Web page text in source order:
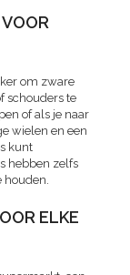
om zware
schouders te
of als je naar
wielen en een
kunt
hebben zelfs
houden.
ELKE